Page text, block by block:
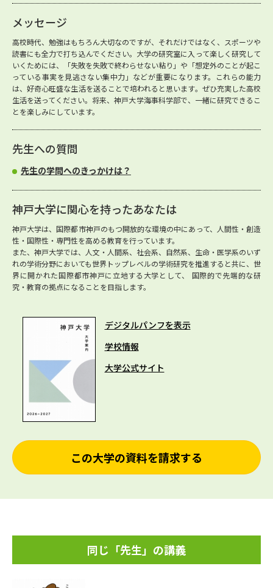
メッセージ
高校時代、勉強はもちろん大切なのですが、それだけではなく、スポーツや
読書にも全力で打ち込んでください。大学の研究室に入って楽しく研究して
いくためには、「失敗を失敗で終わらせない粘り」や「想定外のことが起こ
っている事実を見逃さない集中力」などが重要になります。これらの能力
は、好奇心旺盛な生活を送ることで培われると思います。ぜひ充実した高校
生活を送ってください。将来、神戸大学海事科学部で、一緒に研究できるこ
とを楽しみにしています。
先生への質問
先生の学問へのきっかけは？
神戸大学に関心を持ったあなたは
神戸大学は、国際都市神戸のもつ開放的な環境の中にあって、人間性・創造
性・国際性・専門性を高める教育を行っています。
また、神戸大学では、人文・人間系、社会系、自然系、生命・医学系のいず
れの学術分野においても世界トップレベルの学術研究を推進すると共に、世
界に開かれた国際都市神戸に立地する大学として、 国際的で先端的な研
究・教育の拠点になることを目指します。
デジタルパンフを表示
学校情報
大学公式サイト
この大学の資料を請求する
同じ「先生」の講義